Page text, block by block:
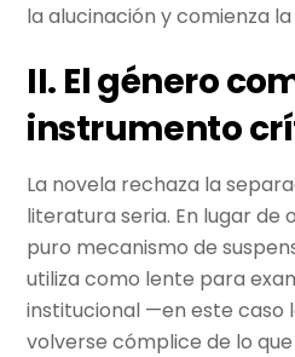
la alucinación y comienza
II. El género
instrumento
La novela rechaza la
literatura seria. En lugar
puro mecanismo de
utiliza como lente para
institucional —en este caso
volverse cómplice de lo